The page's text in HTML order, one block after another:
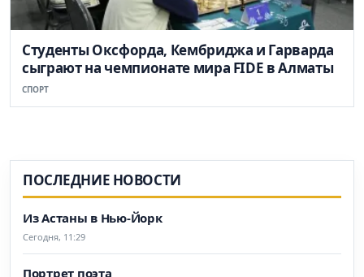
Студенты Оксфорда, Кембриджа и Гарварда
сыграют на чемпионате мира FIDE в Алматы
СПОРТ
ПОСЛЕДНИЕ НОВОСТИ
Из Астаны в Нью-Йорк
Сегодня, 11:29
Портрет поэта